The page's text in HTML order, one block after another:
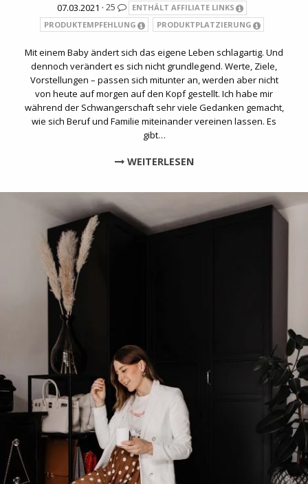
07.03.2021 · 25
ENTHÄLT AFFILIATE LINKS
PRODUKTEMPFEHLUNG
PRODUKTPLATZIERUNG
Mit einem Baby ändert sich das eigene Leben schlagartig. Und
dennoch verändert es sich nicht grundlegend. Werte, Ziele,
Vorstellungen – passen sich mitunter an, werden aber nicht
von heute auf morgen auf den Kopf gestellt. Ich habe mir
während der Schwangerschaft sehr viele Gedanken gemacht,
wie sich Beruf und Familie miteinander vereinen lassen. Es
gibt…
WEITERLESEN